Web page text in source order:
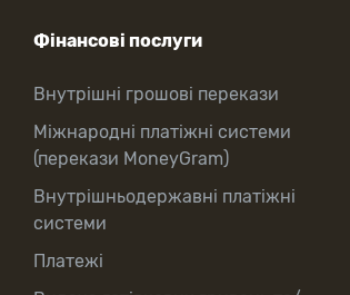
Фінансові послуги
Внутрішні грошові перекази
Міжнародні платіжні системи
(перекази MoneyGram)
Внутрішньодержавні платіжні
системи
Платежі